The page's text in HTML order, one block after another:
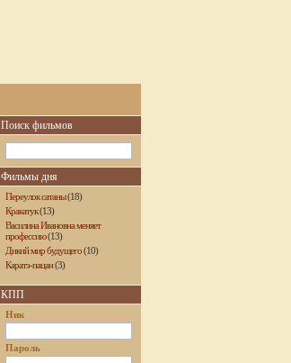
Поиск фильмов
Фильмы дня
Переулок сатаны(18)
Кракатук(13)
Василина Ивановна меняет
профессию(13)
Дикий мир будущего(10)
Каратэ-пацан(3)
КПП
Ник
Пароль